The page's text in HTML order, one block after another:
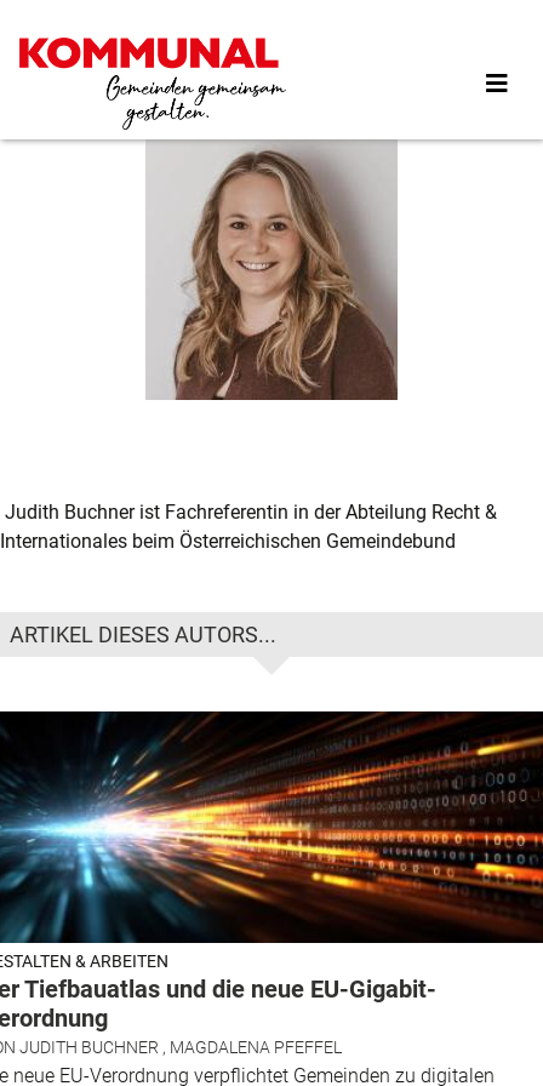
Inhalt
Judith Buchner ist Fachreferentin in der Abteilung Recht &
Internationales beim Österreichischen Gemeindebund
ARTIKEL DIESES AUTORS...
& ARBEITEN
Tiefbauatlas und die neue EU-Gigabit-
JUDITH BUCHNER , MAGDALENA PFEFFEL
neue EU-Verordnung ­verpflichtet Gemeinden zu digitalen